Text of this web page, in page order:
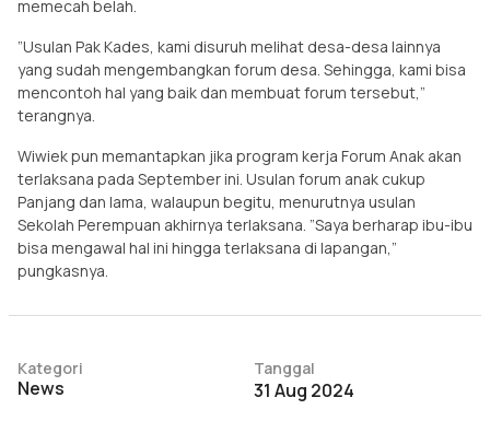
memecah belah.
”Usulan Pak Kades, kami disuruh melihat desa-desa lainnya
yang sudah mengembangkan forum desa. Sehingga, kami bisa
mencontoh hal yang baik dan membuat forum tersebut,”
terangnya.
Wiwiek pun memantapkan jika program kerja Forum Anak akan
terlaksana pada September ini. Usulan forum anak cukup
Panjang dan lama, walaupun begitu, menurutnya usulan
Sekolah Perempuan akhirnya terlaksana. ”Saya berharap ibu-ibu
bisa mengawal hal ini hingga terlaksana di lapangan,”
pungkasnya.
Kategori
News
Tanggal
31 Aug 2024